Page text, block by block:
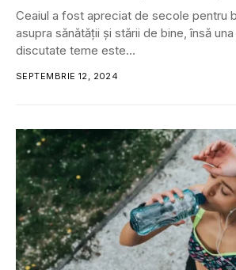
Ceaiul a fost apreciat de secole pentru
asupra sănătății și stării de bine, însă
discutate teme este...
SEPTEMBRIE 12, 2024